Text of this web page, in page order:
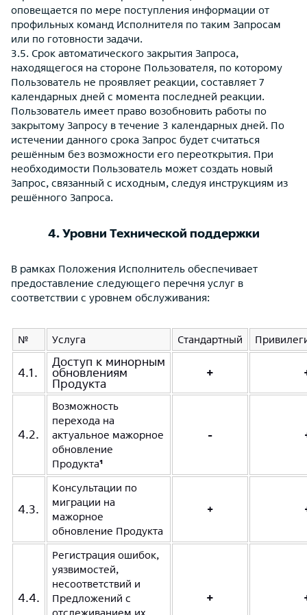
оповещается по мере поступления информации от
профильных команд Исполнителя по таким Запросам
или по готовности задачи.
3.5. Срок автоматического закрытия Запроса,
находящегося на стороне Пользователя, по которому
Пользователь не проявляет реакции, составляет 7
календарных дней с момента последней реакции.
Пользователь имеет право возобновить работы по
закрытому Запросу в течение 3 календарных дней. По
истечении данного срока Запрос будет считаться
решённым без возможности его переоткрытия. При
необходимости Пользователь может создать новый
Запрос, связанный с исходным, следуя инструкциям из
решённого Запроса.
4. Уровни Технической поддержки
В рамках Положения Исполнитель обеспечивает
предоставление следующего перечня услуг в
соответствии с уровнем обслуживания:
№ Услуга Стандартный
4.1.
Доступ к минорным
обновлениям
Продукта
+
4.2.
Возможность
перехода на
актуальное мажорное
обновление
Продукта¹
-
4.3.
Консультации по
миграции на
мажорное
обновление Продукта
+
4.4.
Регистрация ошибок,
уязвимостей,
несоответствий и
Предложений с
отслеживанием их
+